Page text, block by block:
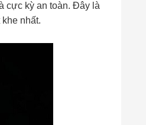
cực kỳ an toàn. Đây là
nhất.